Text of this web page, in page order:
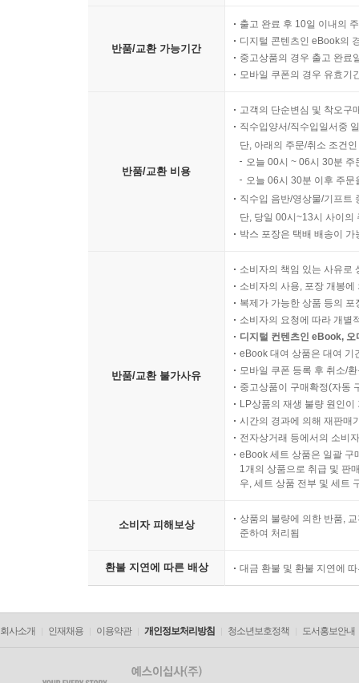
반품/교환 가능기간
출고 완료 후 10일 이내의
디지털 콘텐츠인 eBook의
중고상품의 경우 출고 완료
모바일 쿠폰의 경우 유효기
반품/교환 비용
고객의 단순변심 및 착오구
직수입양서/직수입일서중
단, 아래의 주문/취소 조건
오늘 00시 ~ 06시 30분
오늘 06시 30분 이후 주
직수입 음반/영상물/기프트
단, 당일 00시~13시 사이의
박스 포장은 택배 배송이
반품/교환 불가사유
소비자의 책임 있는 사유로
소비자의 사용, 포장 개봉
복제가 가능한 상품 등의
소비자의 요청에 따라 개별
디지털 컨텐츠인 eBook,
eBook 대여 상품은 대여 기
모바일 쿠폰 등록 후 취소/
중고상품이 구매확정(자동
LP상품의 재생 불량 원인
시간의 경과에 의해 재판매
전자상거래 등에서의 소비
eBook 세트 상품은 일괄 구
1개의 상품으로 취급 및 판
우, 세트 상품 전부 및 세트
소비자 피해보상
상품의 불량에 의한 반품,
준하여 처리됨
환불 지연에 따른 배상 대금 환불 및 환불 지연에
회사소개 인재채용 이용약관 개인정보처리방침 청소년보호정책 도서홍보안내